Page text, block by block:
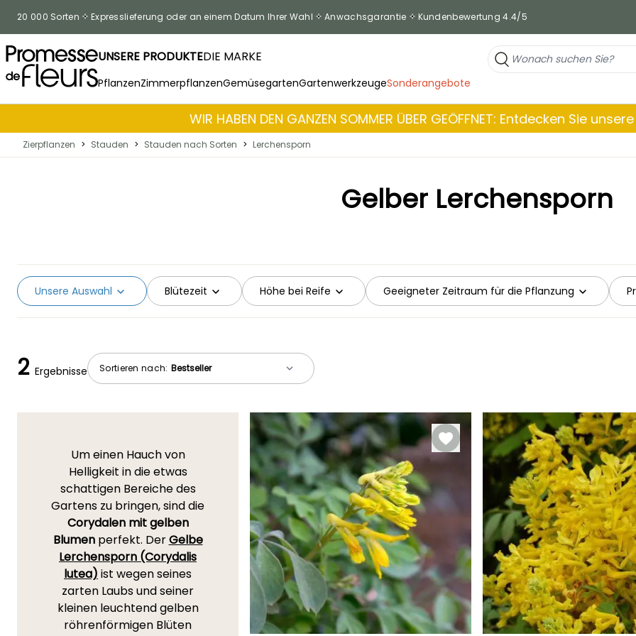
20 000 Sorten Expresslieferung oder an einem Datum Ihrer Wahl Anwachsgarantie Kundenbewertung 4.4/5
UNSERE PRODUKTEDIE MARKE
PflanzenZimmerpflanzenGemüsegartenGartenwerkzeugeSonderangebote
WIR HABEN DEN GANZEN SOMMER ÜBER GEÖFFNET: Entdecken Sie
Zierpflanzen > Stauden > Stauden nach Sorten > Lerchensporn
Gelber Lerchensporn
Blütezeit Höhe bei Reife Geeigneter Zeitraum für die Pflanzung
Unsere Auswahl
Sortieren nach:
2 Ergebnisse
Um einen Hauch von
Helligkeit in die etwas
schattigen Bereiche des
Gartens zu bringen, sind die
Corydalen mit gelben
Blumen perfekt. DerGelbe
Lerchensporn (Corydalis
lutea) ist wegen seines
zarten Laubs und seiner
kleinen leuchtend gelben
röhrenförmigen Blüten